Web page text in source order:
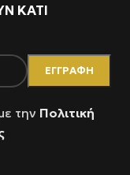
ΚΑΤΙ
την Πολιτική